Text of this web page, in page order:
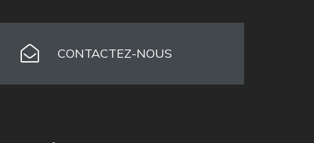
CONTACTEZ-NOUS